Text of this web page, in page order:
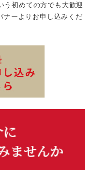
初めての方でも大歓迎
ナーよりお申し込みくだ